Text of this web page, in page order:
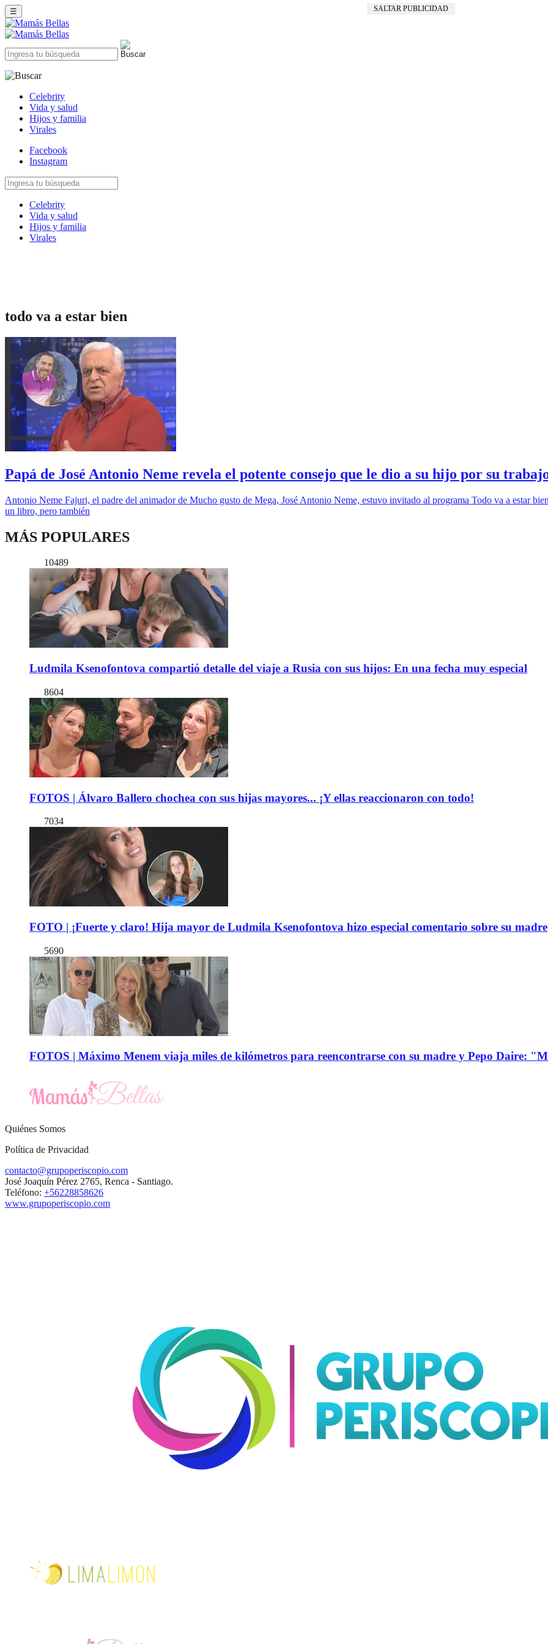
SALTAR PUBLICIDAD
☰
Celebrity
Vida y salud
Hijos y familia
Virales
Facebook
Instagram
Celebrity
Vida y salud
Hijos y familia
Virales
todo va a estar bien
Papá de José Antonio Neme revela el potente consejo que le dio a su hijo por su
Antonio Neme Fajuri, el padre del animador de Mucho gusto de Mega, José Antonio Neme, estuvo invitado al programa Todo va a estar
un libro, pero también
MÁS POPULARES
10489
Ludmila Ksenofontova compartió detalle del viaje a Rusia con sus hijos: En una fecha muy especial
8604
FOTOS | Álvaro Ballero chochea con sus hijas mayores... ¡Y ellas reaccionaron con todo!
7034
FOTO | ¡Fuerte y claro! Hija mayor de Ludmila Ksenofontova hizo especial comentario sobre su madre
5690
FOTOS | Máximo Menem viaja miles de kilómetros para reencontrarse con su madre y Pepo Daire:
Quiénes Somos
Política de Privacidad
contacto@grupoperiscopio.com
José Joaquín Pérez 2765, Renca - Santiago.
Teléfono: +56228858626
www.grupoperiscopio.com